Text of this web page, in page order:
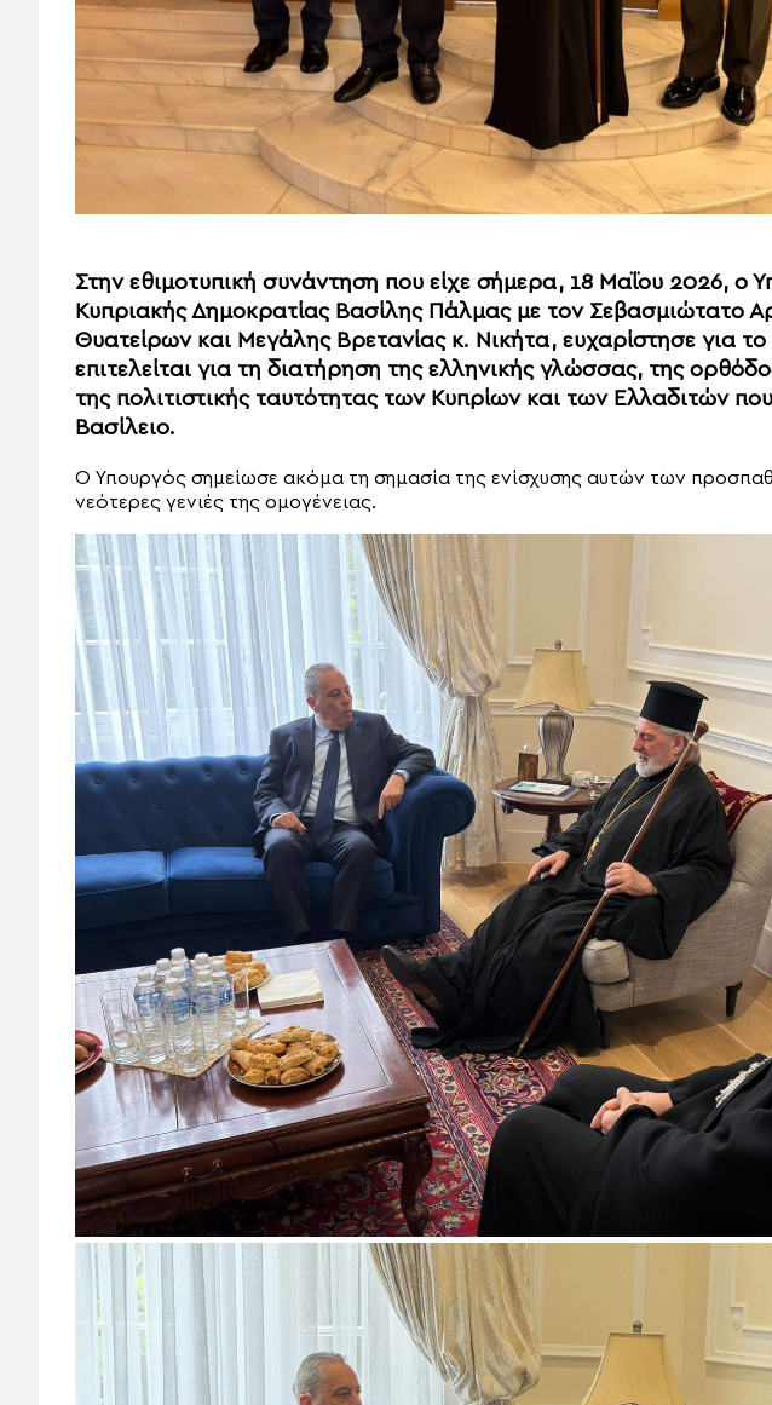
Στην εθιμοτυπική συνάντηση που είχε σήμερα, 18 Μαΐου 2026, ο
Κυπριακής Δημοκρατίας Βασίλης Πάλμας με τον Σεβασμιώτατο
Θυατείρων και Μεγάλης Βρετανίας κ. Νικήτα, ευχαρίστησε για
επιτελείται για τη διατήρηση της ελληνικής γλώσσας, της
της πολιτιστικής ταυτότητας των Κυπρίων και των Ελλαδιτών
Βασίλειο.
Ο Υπουργός σημείωσε ακόμα τη σημασία της ενίσχυσης αυτών των
νεότερες γενιές της ομογένειας.